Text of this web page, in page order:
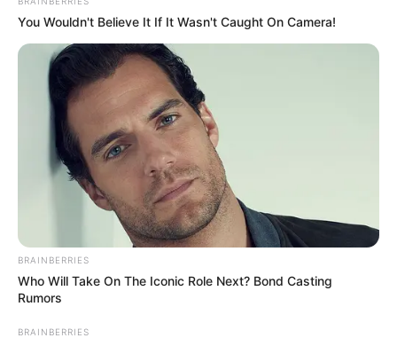
3º – Como reciclar garrafas PET – ótimas ideias
2º – Hortinha caseira usando garrafas pet –
reciclagem e criatividade
1º – Carteira com caixa de leite – passo a passo
Oportunidade
10º – Vaso de flor reciclado feito com
colheres de plástico
You Wouldn't Believe It If It Wasn't Caught On Camera!
BRAINBERRIES
Who Will Take On The Iconic Role Next? Bond Casting
Rumors
BRAINBERRIES